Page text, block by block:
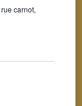
rue carnot,